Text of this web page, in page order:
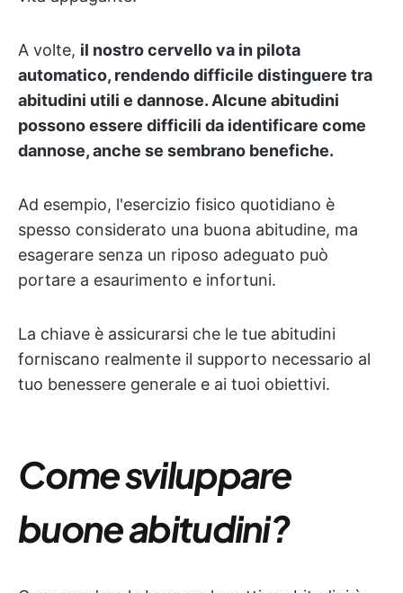
A volte, il nostro cervello va in pilota
automatico, rendendo difficile distinguere tra
abitudini utili e dannose. Alcune abitudini
possono essere difficili da identificare come
dannose, anche se sembrano benefiche.
Ad esempio, l'esercizio fisico quotidiano è
spesso considerato una buona abitudine, ma
esagerare senza un riposo adeguato può
portare a esaurimento e infortuni.
La chiave è assicurarsi che le tue abitudini
forniscano realmente il supporto necessario al
tuo benessere generale e ai tuoi obiettivi.
Come sviluppare
buone abitudini?